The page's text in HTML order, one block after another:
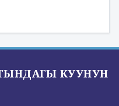
КУУНУН